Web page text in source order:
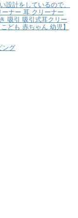
設計をしているので、
ナー 耳 クリーナー
吸引 吸引式耳クリー
ども 赤ちゃん 幼児】
ング